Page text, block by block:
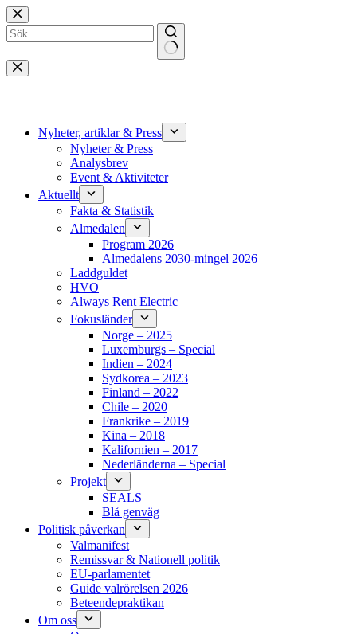
Hoppa
till
innehåll
Inga
resultat
Nyheter, artiklar & Press
Nyheter & Press
Analysbrev
Event & Aktiviteter
Aktuellt
Fakta & Statistik
Almedalen
Program 2026
Almedalens 2030-mingel 2026
Laddguldet
HVO
Always Rent Electric
Fokusländer
Norge – 2025
Luxemburgs – Special
Indien – 2024
Sydkorea – 2023
Finland – 2022
Chile – 2020
Frankrike – 2019
Kina – 2018
Kalifornien – 2017
Nederländerna – Special
Projekt
SEALS
Blå genväg
Politisk påverkan
Valmanifest
Remissvar & Nationell politik
EU-parlamentet
Guide valrörelsen 2026
Beteendepraktikan
Om oss